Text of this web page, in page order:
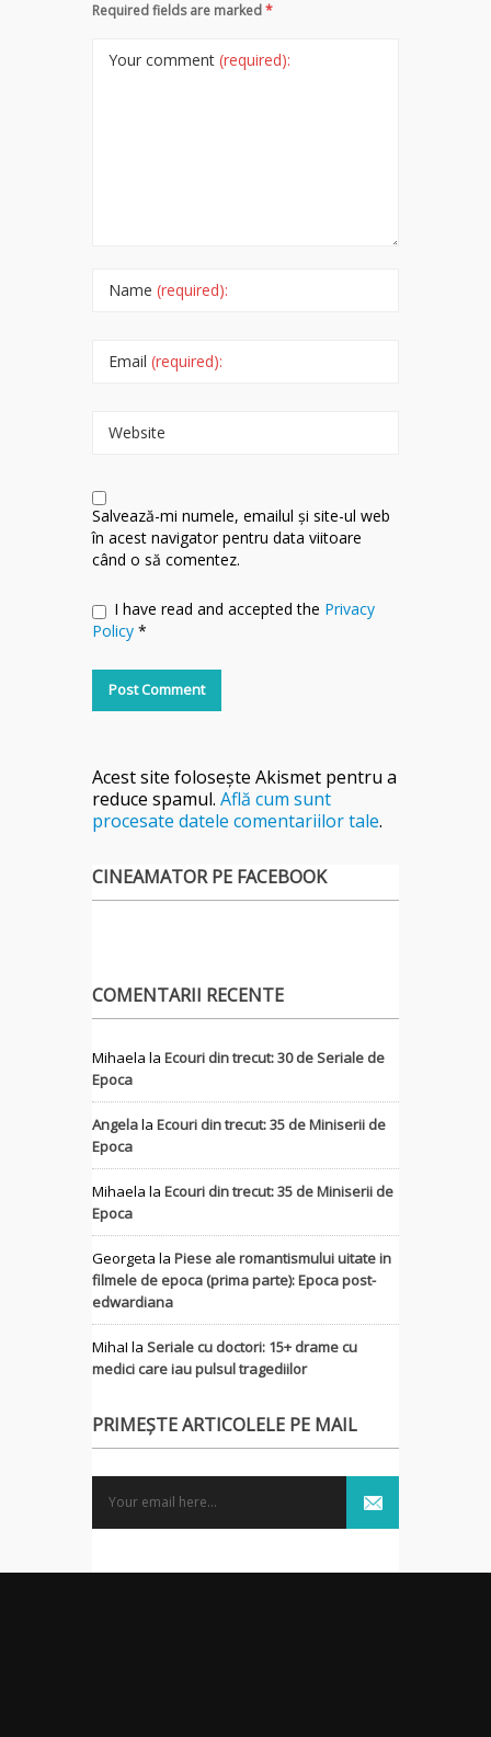
Required fields are marked*
Your comment (required):
Name (required):
Email (required):
Website
Salvează-mi numele, emailul și site-ul web
în acest navigator pentru data viitoare
când o să comentez.
I have read and accepted the Privacy
Policy *
Acest site folosește Akismet pentru a
reduce spamul. Află cum sunt
procesate datele comentariilor tale.
CINEAMATOR PE FACEBOOK
COMENTARII RECENTE
Mihaela la Ecouri din trecut: 30 de Seriale de
Epoca
Angelala Ecouri din trecut: 35 de Miniserii de
Epoca
Mihaela la Ecouri din trecut: 35 de Miniserii de
Epoca
Georgeta la Piese ale romantismului uitate in
filmele de epoca (prima parte): Epoca post-
edwardiana
MihaI la Seriale cu doctori: 15+ drame cu
medici care iau pulsul tragediilor
PRIMEȘTE ARTICOLELE PE MAIL